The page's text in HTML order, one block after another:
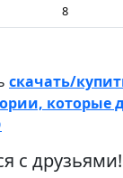
8
скачать/
которые
с друзьями!